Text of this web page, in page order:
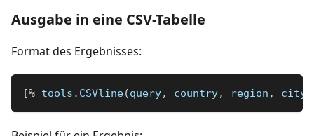
Ausgabe in eine CSV-Tabelle
Format des Ergebnisses:
[% tools . CSVline(query, country, region , city